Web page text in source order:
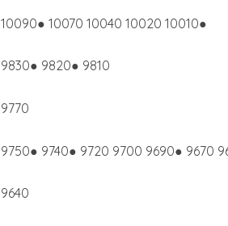
10090● 10070 10040 10020 10010●
9830● 9820● 9810
9770
9750● 9740● 9720 9700 9690● 9670
9640